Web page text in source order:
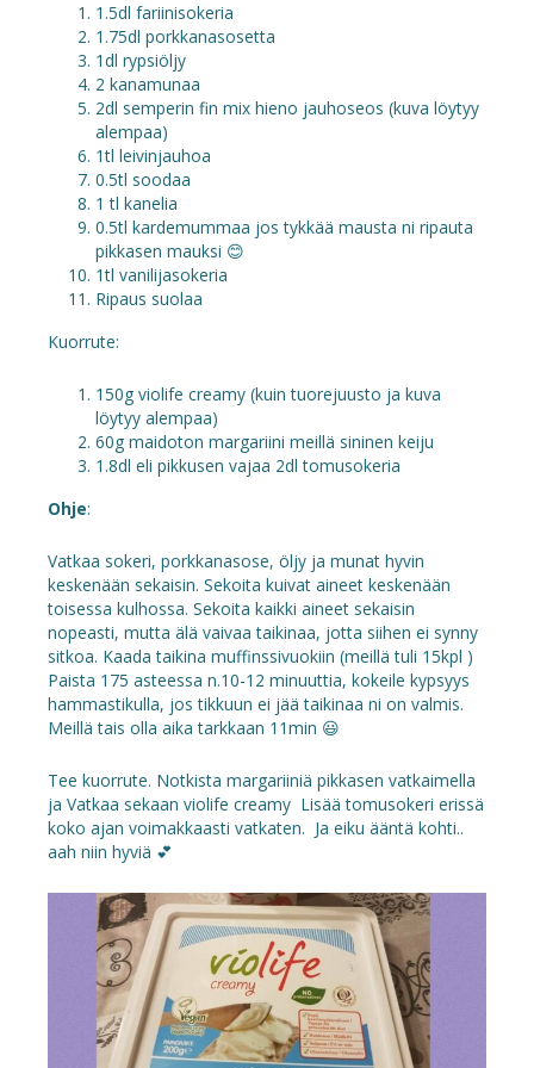
1.5dl fariinisokeria
1.75dl porkkanasosetta
1dl rypsiöljy
2 kanamunaa
2dl semperin fin mix hieno jauhoseos (kuva löytyy
alempaa)
1tl leivinjauhoa
0.5tl soodaa
1 tl kanelia
0.5tl kardemummaa jos tykkää mausta ni ripauta
pikkasen mauksi 😊
1tl vanilijasokeria
Ripaus suolaa
Kuorrute:
150g violife creamy (kuin tuorejuusto ja kuva
löytyy alempaa)
60g maidoton margariini meillä sininen keiju
1.8dl eli pikkusen vajaa 2dl tomusokeria
Ohje:
Vatkaa sokeri, porkkanasose, öljy ja munat hyvin
keskenään sekaisin. Sekoita kuivat aineet keskenään
toisessa kulhossa. Sekoita kaikki aineet sekaisin
nopeasti, mutta älä vaivaa taikinaa, jotta siihen ei synny
sitkoa. Kaada taikina muffinssivuokiin (meillä tuli 15kpl )
Paista 175 asteessa n.10-12 minuuttia, kokeile kypsyys
hammastikulla, jos tikkuun ei jää taikinaa ni on valmis.
Meillä tais olla aika tarkkaan 11min 😃
Tee kuorrute. Notkista margariiniä pikkasen vatkaimella
ja Vatkaa sekaan violife creamy Lisää tomusokeri erissä
koko ajan voimakkaasti vatkaten. Ja eiku ääntä kohti..
aah niin hyviä 💕